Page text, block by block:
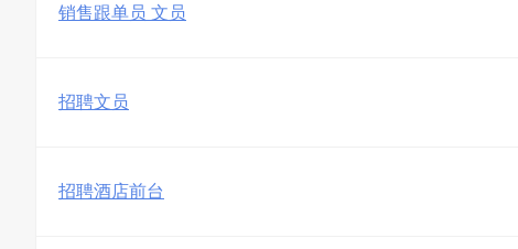
销售跟单员 文员
招聘文员
招聘酒店前台